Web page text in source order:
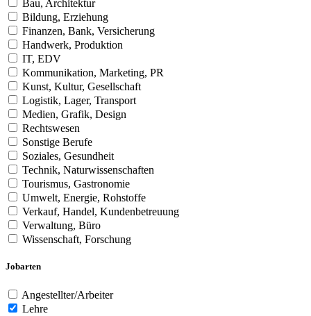
Bau, Architektur
Bildung, Erziehung
Finanzen, Bank, Versicherung
Handwerk, Produktion
IT, EDV
Kommunikation, Marketing, PR
Kunst, Kultur, Gesellschaft
Logistik, Lager, Transport
Medien, Grafik, Design
Rechtswesen
Sonstige Berufe
Soziales, Gesundheit
Technik, Naturwissenschaften
Tourismus, Gastronomie
Umwelt, Energie, Rohstoffe
Verkauf, Handel, Kundenbetreuung
Verwaltung, Büro
Wissenschaft, Forschung
Jobarten
Angestellter/Arbeiter
Lehre